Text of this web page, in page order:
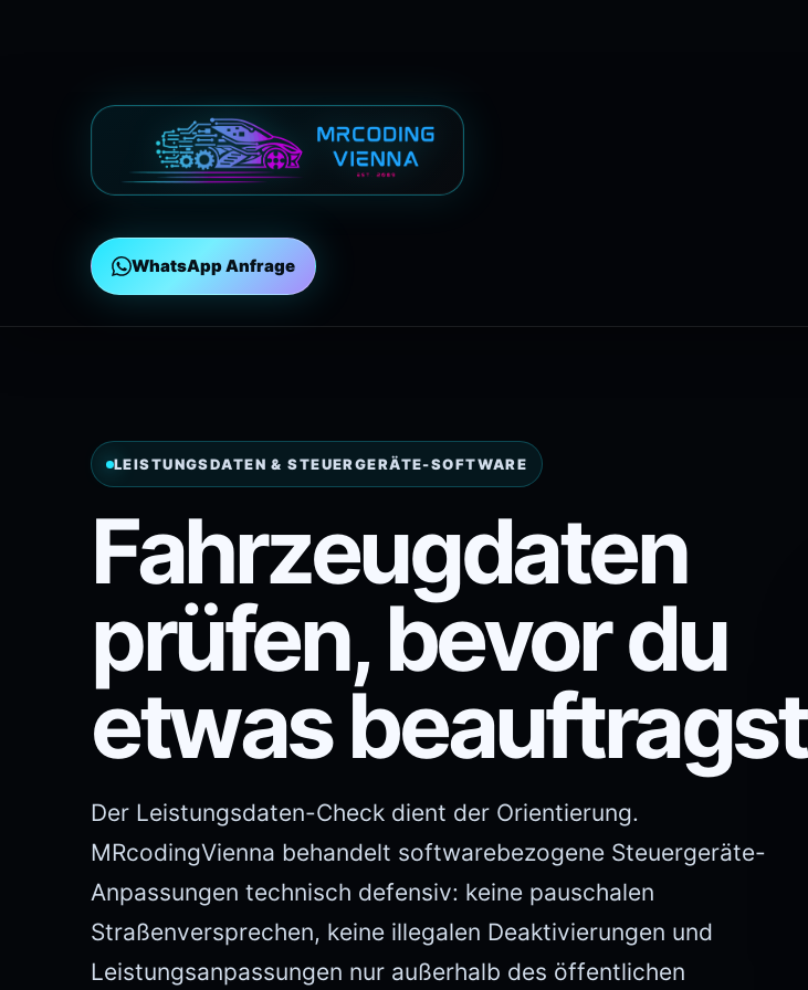
WhatsApp Anfrage
LEISTUNGSDATEN & STEUERGERÄTE-SOFTWARE
Fahrzeugdaten
prüfen, bevor du
etwas beauftragst
Der Leistungsdaten-Check dient der Orientierung.
MRcodingVienna behandelt softwarebezogene Steuergeräte-
Anpassungen technisch defensiv: keine pauschalen
Straßenversprechen, keine illegalen Deaktivierungen und
Leistungsanpassungen nur außerhalb des öffentlichen